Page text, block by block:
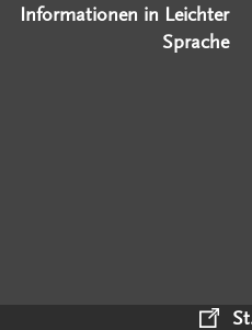
Informationen in Leichter
Sprache